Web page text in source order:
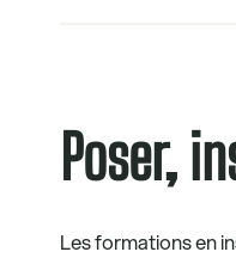
Poser,
Les formations en